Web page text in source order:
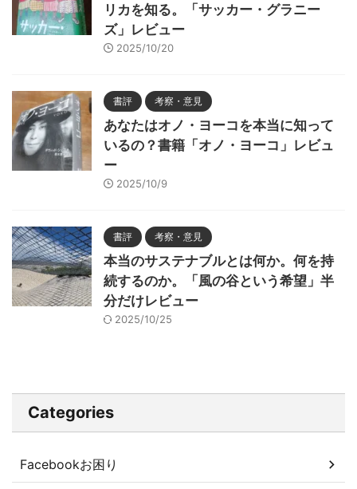
リカを知る。「サッカー・グラニー
ズ」レビュー
2025/10/20
書評 考察・意見
あなたはオノ・ヨーコを本当に知って
いるの？書籍「オノ・ヨーコ」レビュ
ー
2025/10/9
書評 考察・意見
本当のサステナブルとは何か。何を持
続するのか。「風の谷という希望」半
分だけレビュー
2025/10/25
Categories
Facebookお困り